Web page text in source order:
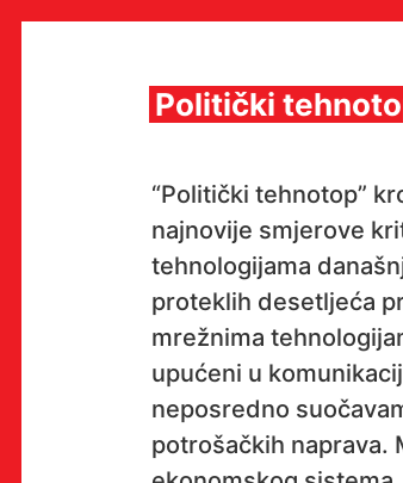
MULTIMEDIJALNI INSTITUT
MEDIJSKI ARHIV / KATALOG
PROGRAMI I PROJEKTI
VIDEO I AUDIO ARHIVA
IZDAVAŠTVO
KONTAKT
Politički
“Politički tehnotop”
najnovije smjerove
tehnologijama
proteklih desetljeća
mrežnima
upućeni u
neposredno
potrošačkih naprava.